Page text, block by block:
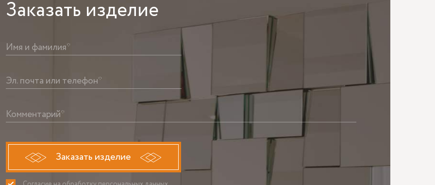
Заказать изделие
Имя и фамилия*
Эл. почта или телефон*
Комментарий*
Заказать изделие